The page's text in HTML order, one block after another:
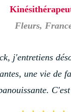
Fleurs,
j'entretiens
une vie de